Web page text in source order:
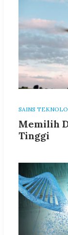
SAINS
Memilih
Tinggi